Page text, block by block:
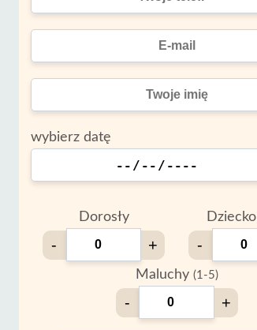
wybierz datę
Dorosły
- +
Dziecko
-
Maluchy (1-5)
- +